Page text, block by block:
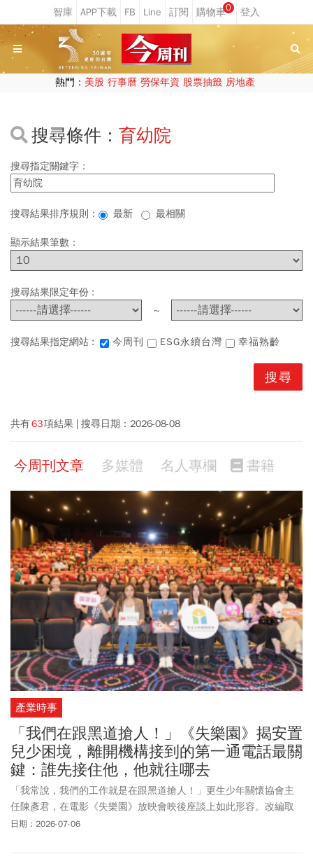
0
熱門： 美股 行事曆 勞保年資 股票抽籤 房地產
搜尋條件： 育幼院
搜尋指定關鍵字：
搜尋結果排序規則： 最新 最相關
顯示結果筆數：
搜尋結果限定年份 :
~
搜尋結果指定網站 : 今周刊 ESG永續台灣 幸福熟齡
共有63項結果 搜尋日期： 2026-08-08
今周刊文章 多媒體 名人專欄 書籍
產業時事
「我們在跟黑道搶人！」《失樂園》揭安置
兒少困境，離開機構接到的第一通電話最關
鍵：誰先接住他，他就往哪去
「我常說，我們的工作就是在跟黑道搶人！」更生少年關懷協會主
任陳彥君，在電影《失樂園》放映會映後座談上如此形容。改編取
材自《報導者》深度專題《廢墟少年》的電影《失樂園》，直面兒
日期：2026-07-06